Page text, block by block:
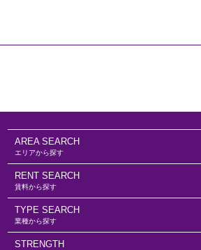
エリアから探す
AREA SEARCH
賃料から探す
RENT SEARCH
業種から探す
TYPE SEARCH
STRENGTH